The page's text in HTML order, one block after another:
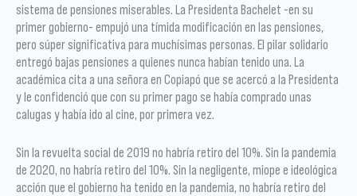
sistema de pensiones miserables. La Presidenta Bachelet -en su
primer gobierno- empujó una tímida modificación en las pensiones,
pero súper significativa para muchísimas personas. El pilar solidario
entregó bajas pensiones a quienes nunca habían tenido una. La
académica cita a una señora en Copiapó que se acercó a la Presidenta
y le confidenció que con su primer pago se había comprado unas
calugas y había ido al cine, por primera vez.
Sin la revuelta social de 2019 no habría retiro del 10%. Sin la pandemia
de 2020, no habría retiro del 10%. Sin la negligente, miope e ideológica
acción que el gobierno ha tenido en la pandemia, no habría retiro del